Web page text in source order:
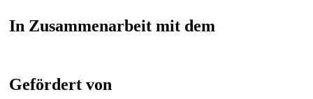
In Zusammenarbeit mit dem
Gefördert von